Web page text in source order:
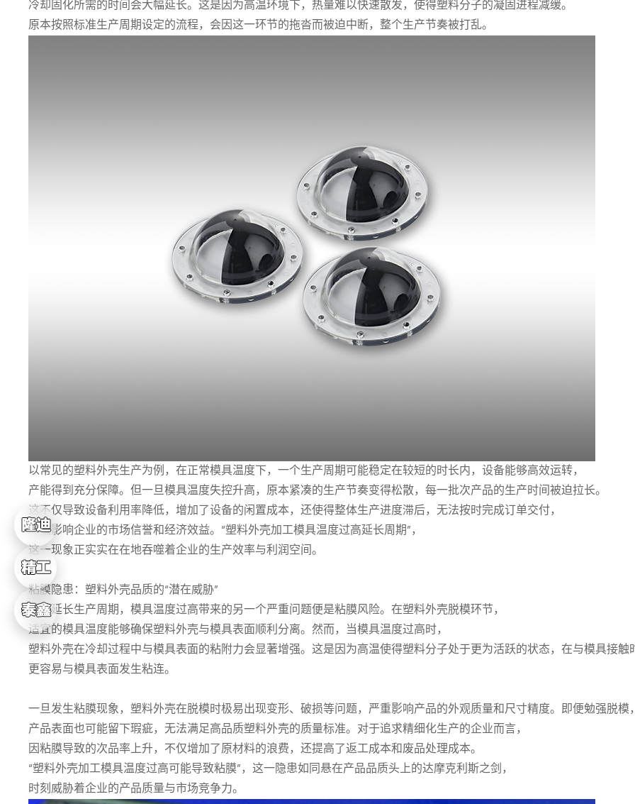
冷却固化所需的时间会大幅延长。这是因为高温环境下，热量难以快速散发，使得塑料分子的凝固进程减缓。
原本按照标准生产周期设定的流程，会因这一环节的拖沓而被迫中断，整个生产节奏被打乱。
以常见的塑料外壳生产为例，在正常模具温度下，一个生产周期可能稳定在较短的时长内，设备能够高效运转，
产能得到充分保障。但一旦模具温度失控升高，原本紧凑的生产节奏变得松散，每一批次产品的生产时间被迫拉长。
这不仅导致设备利用率降低，增加了设备的闲置成本，还使得整体生产进度滞后，无法按时完成订单交付，
严重影响企业的市场信誉和经济效益。“塑料外壳加工模具温度过高延长周期”，
这一现象正实实在在地吞噬着企业的生产效率与利润空间。
粘膜隐患：塑料外壳品质的“潜在威胁”
除了延长生产周期，模具温度过高带来的另一个严重问题便是粘膜风险。在塑料外壳脱模环节，
适宜的模具温度能够确保塑料外壳与模具表面顺利分离。然而，当模具温度过高时，
塑料外壳在冷却过程中与模具表面的粘附力会显著增强。这是因为高温使得塑料分子处于更为活跃的状态，在与模具接触
更容易与模具表面发生粘连。
一旦发生粘膜现象，塑料外壳在脱模时极易出现变形、破损等问题，严重影响产品的外观质量和尺寸精度。即便勉强脱模
产品表面也可能留下瑕疵，无法满足高品质塑料外壳的质量标准。对于追求精细化生产的企业而言，
因粘膜导致的次品率上升，不仅增加了原材料的浪费，还提高了返工成本和废品处理成本。
“塑料外壳加工模具温度过高可能导致粘膜”，这一隐患如同悬在产品品质头上的达摩克利斯之剑，
时刻威胁着企业的产品质量与市场竞争力。